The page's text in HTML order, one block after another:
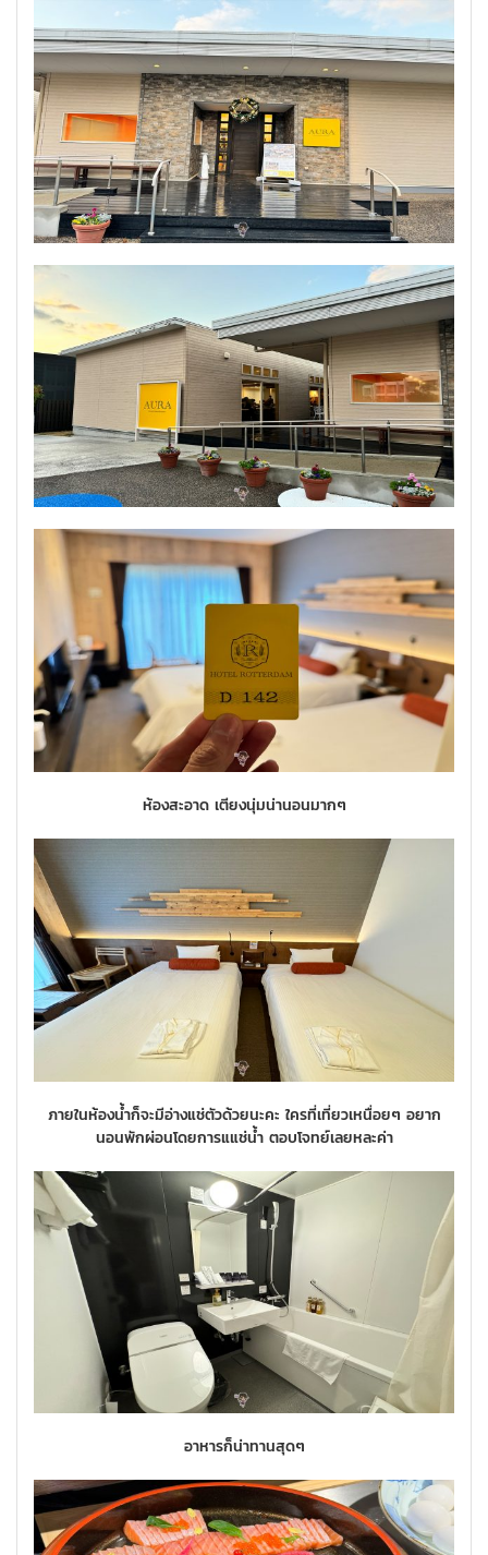
ห้องสะอาด เตียงนุ่มน่านอนมากๆ
ภายในห้องน้ำก็จะมีอ่างแช่ตัวด้วยนะคะ ใครที่เที่ยวเหนื่อยๆ อยาก
นอนพักผ่อนโดยการแแช่น้ำ ตอบโจทย์เลยหละค่า
อาหารก็น่าทานสุดๆ